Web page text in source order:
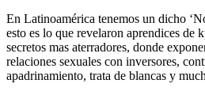
En Latinoamérica tenemos un dicho
esto es lo que revelaron aprendices de
secretos mas aterradores, donde
relaciones sexuales con inversores,
apadrinamiento, trata de blancas y